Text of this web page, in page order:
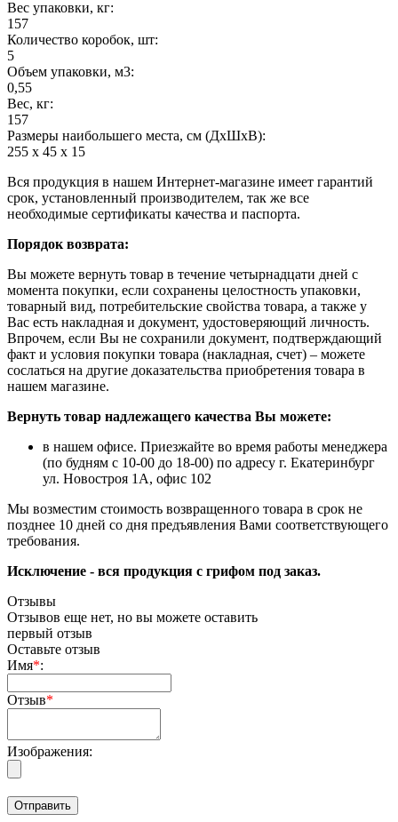
Вес упаковки, кг:
157
Количество коробок, шт:
5
Объем упаковки, м3:
0,55
Вес, кг:
157
Размеры наибольшего места, см (ДхШхВ):
255 х 45 х 15
Вся продукция в нашем Интернет-магазине имеет гарантий
срок, установленный производителем, так же все
необходимые сертификаты качества и паспорта.
Порядок возврата:
Вы можете вернуть товар в течение четырнадцати дней с
момента покупки, если сохранены целостность упаковки,
товарный вид, потребительские свойства товара, а также у
Вас есть накладная и документ, удостоверяющий личность.
Впрочем, если Вы не сохранили документ, подтверждающий
факт и условия покупки товара (накладная, счет) – можете
сослаться на другие доказательства приобретения товара в
нашем магазине.
Вернуть товар надлежащего качества Вы можете:
в нашем офисе. Приезжайте во время работы менеджера
(по будням с 10-00 до 18-00) по адресу г. Екатеринбург
ул. Новостроя 1А, офис 102
Мы возместим стоимость возвращенного товара в срок не
позднее 10 дней со дня предъявления Вами соответствующего
требования.
Исключение - вся продукция с грифом под заказ.
Отзывы
Отзывов еще нет, но вы можете оставить
первый отзыв
Оставьте отзыв
Имя*:
Отзыв*
Изображения: